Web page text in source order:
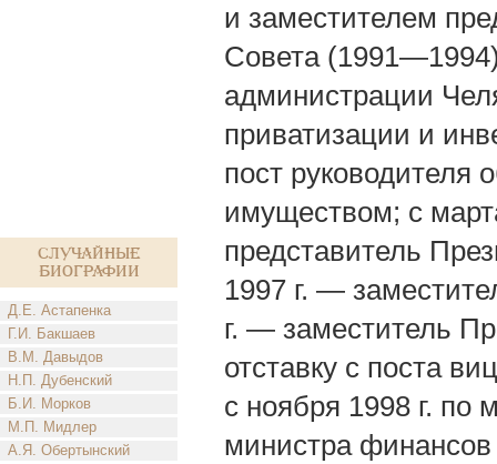
Случайные
биографии
Д.Е. Астапенка
Г.И. Бакшаев
В.М. Давыдов
Н.П. Дубенский
Б.И. Морков
М.П. Мидлер
А.Я. Обертынский
и заместителем
Совета
администрации
приватизации и
пост руководителя
имуществом; с
представитель
1997 г. —
г. — заместитель
отставку с поста
с ноября 1998 г. по
министра